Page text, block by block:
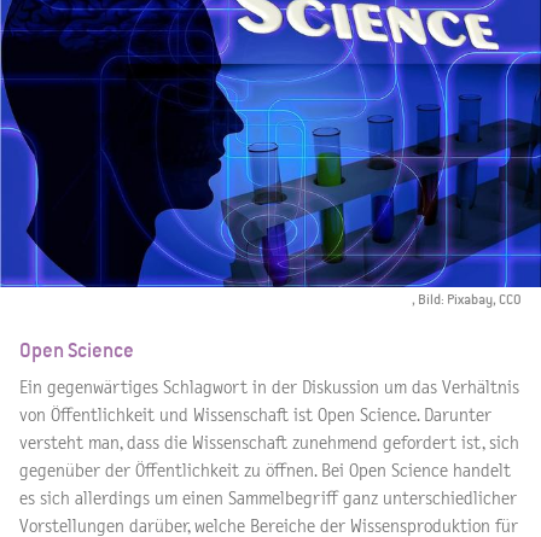
, Bild: Pixabay, CCO
Open Science
Ein gegenwärtiges Schlagwort in der Diskussion um das Verhältnis
von Öffentlichkeit und Wissenschaft ist Open Science. Darunter
versteht man, dass die Wissenschaft zunehmend gefordert ist, sich
gegenüber der Öffentlichkeit zu öffnen. Bei Open Science handelt
es sich allerdings um einen Sammelbegriff ganz unterschiedlicher
Vorstellungen darüber, welche Bereiche der Wissensproduktion für